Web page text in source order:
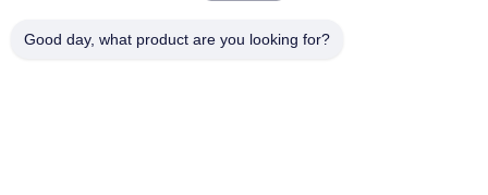
Good day, what product are you looking for?